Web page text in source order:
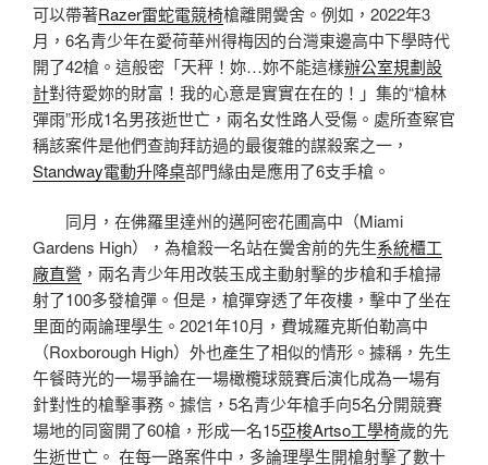
可以帶著Razer雷蛇電競椅槍離開黌舍。例如，2022年3
月，6名青少年在愛荷華州得梅因的台灣東邊高中下學時代
開了42槍。這般密「天秤！妳…妳不能這樣辦公室規劃設
計對待愛妳的財富！我的心意是實實在在的！」集的“槍林
彈雨”形成1名男孩逝世亡，兩名女性路人受傷。處所查察官
稱該案件是他們查詢拜訪過的最復雜的謀殺案之一，
Standway電動升降桌部門緣由是應用了6支手槍。
同月，在佛羅里達州的邁阿密花圃高中（Miami
Gardens High），為槍殺一名站在黌舍前的先生系統櫃工
廠直營 ，兩名青少年用改裝玉成主動射擊的步槍和手槍掃
射了100多發槍彈。但是，槍彈穿透了年夜樓，擊中了坐在
里面的兩論理學生。2021年10月，費城羅克斯伯勒高中
（Roxborough High）外也產生了相似的情形。據稱，先生
午餐時光的一場爭論在一場橄欖球競賽后演化成為一場有
針對性的槍擊事務。據信，5名青少年槍手向5名分開競賽
場地的同窗開了60槍，形成一名15亞梭Artso工學椅歲的先
生逝世亡。 在每一路案件中，多論理學生開槍射擊了數十